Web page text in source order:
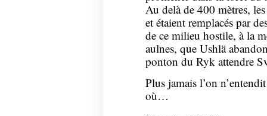
Au delà de 400 mètres,
et étaient remplacés par
de ce milieu hostile, à la
aulnes, que Ushlä
ponton du Ryk attendre
Plus jamais l’on
où…